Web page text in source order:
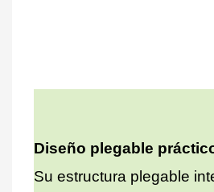
Diseño plegable
Su estructura plegable